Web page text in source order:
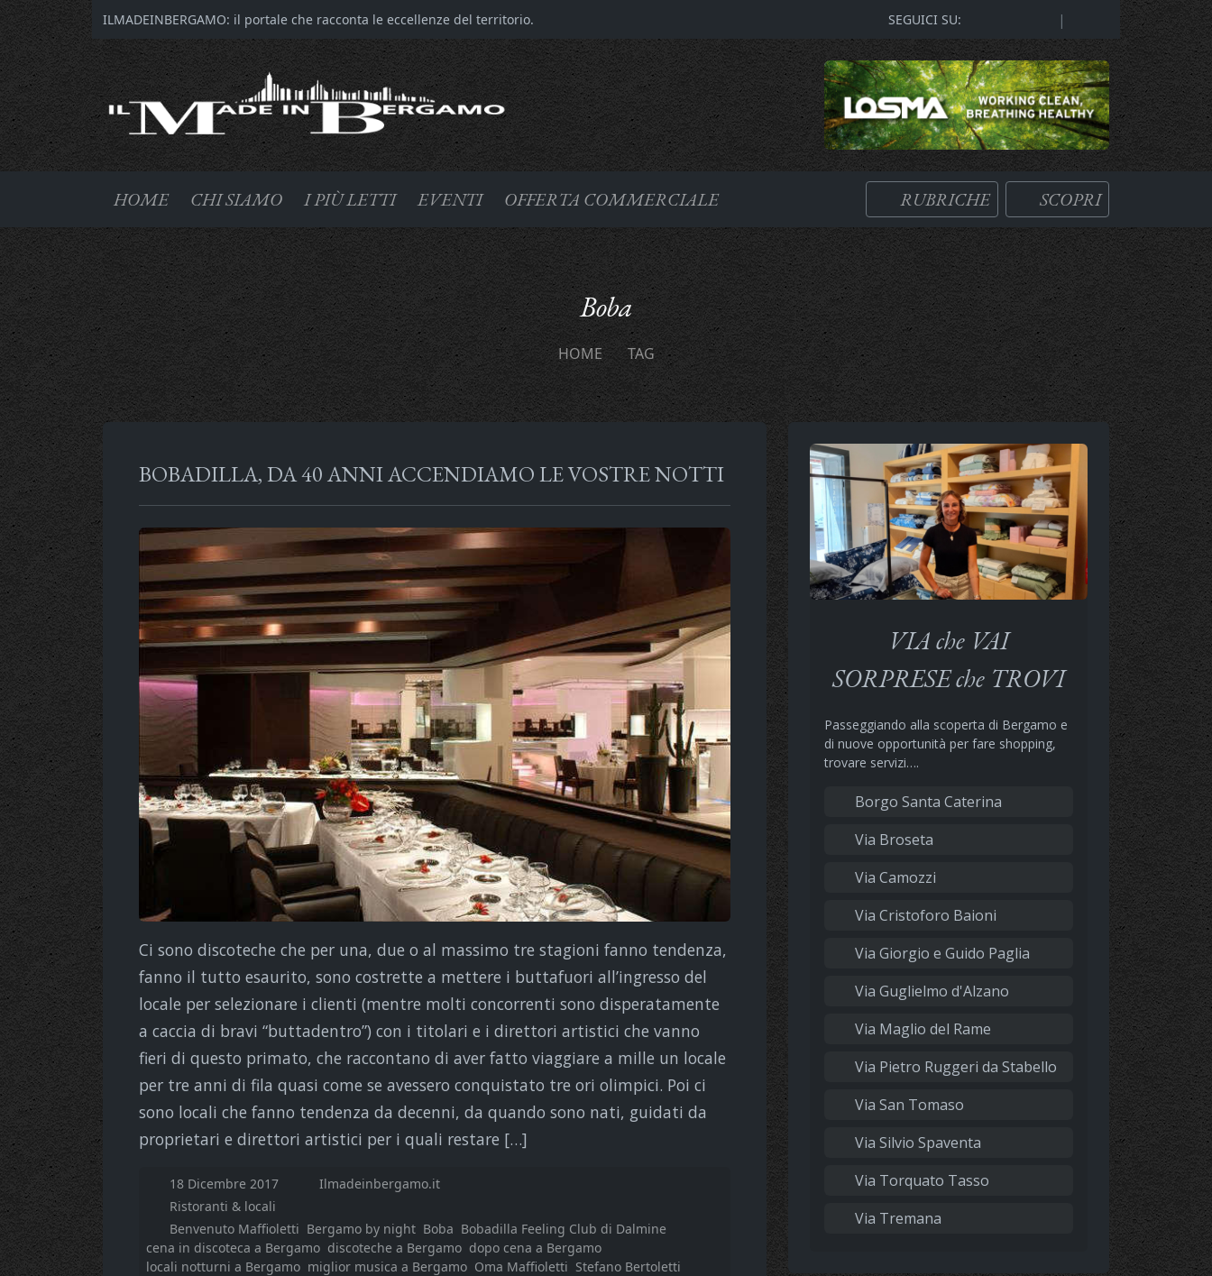
ILMADEINBERGAMO: il portale che racconta le eccellenze del territorio. SEGUICI SU: |
HOME CHI SIAMO I PIÙ LETTI EVENTI OFFERTA COMMERCIALE RUBRICHE SCOPRI
Boba
HOME TAG
BOBADILLA, DA 40 ANNI ACCENDIAMO LE VOSTRE NOTTI
Ci sono discoteche che per una, due o al massimo tre stagioni fanno tendenza,
fanno il tutto esaurito, sono costrette a mettere i buttafuori all’ingresso del
locale per selezionare i clienti (mentre molti concorrenti sono disperatamente
a caccia di bravi “buttadentro”) con i titolari e i direttori artistici che vanno
fieri di questo primato, che raccontano di aver fatto viaggiare a mille un locale
per tre anni di fila quasi come se avessero conquistato tre ori olimpici. Poi ci
sono locali che fanno tendenza da decenni, da quando sono nati, guidati da
proprietari e direttori artistici per i quali restare […]
18 Dicembre 2017
Ilmadeinbergamo.it
Ristoranti & locali
Benvenuto Maffioletti Bergamo by night Boba Bobadilla Feeling Club di Dalmine
cena in discoteca a Bergamo discoteche a Bergamo dopo cena a Bergamo
locali notturni a Bergamo miglior musica a Bergamo Oma Maffioletti Stefano Bertoletti
VIA che VAI
SORPRESE che TROVI
Passeggiando alla scoperta di Bergamo e
di nuove opportunità per fare shopping,
trovare servizi….
Borgo Santa Caterina
Via Broseta
Via Camozzi
Via Cristoforo Baioni
Via Giorgio e Guido Paglia
Via Guglielmo d'Alzano
Via Maglio del Rame
Via Pietro Ruggeri da Stabello
Via San Tomaso
Via Silvio Spaventa
Via Torquato Tasso
Via Tremana